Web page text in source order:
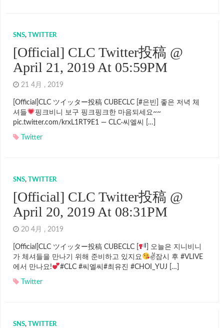
SNS, TWITTER
[Official] CLC Twitter投稿 @
April 21, 2019 At 05:59PM
21 4月 , 2019
[Official]CLC ツイッター投稿 CUBECLC [#은빈] 좋은 저녁 체
셔들
핑크비니 보구 핑크핑크한 마음되세요~~
pic.twitter.com/krxL1RT9E1 — CLC·씨엘씨 […]
Twitter
SNS, TWITTER
[Official] CLC Twitter投稿 @
April 20, 2019 At 08:31PM
20 4月 , 2019
[Official]CLC ツイッター投稿 CUBECLC [
] 오늘은 지니비니
가 체셔들을 만나기 위해 준비하고 있지요
✌잠시 후 #VLIVE
에서 만나요!
#CLC #씨엘씨#최유진 #CHOI_YUJ […]
Twitter
SNS, TWITTER